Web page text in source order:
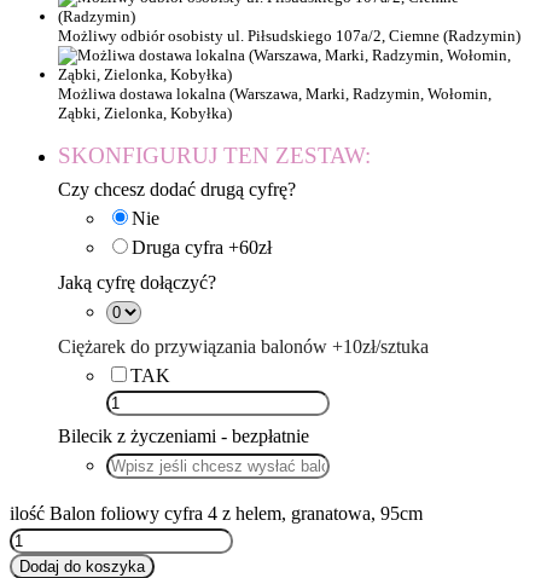
Możliwy odbiór osobisty ul. Piłsudskiego 107a/2, Ciemne (Radzymin)
Możliwa dostawa lokalna (Warszawa, Marki, Radzymin, Wołomin,
Ząbki, Zielonka, Kobyłka)
SKONFIGURUJ TEN ZESTAW:
Czy chcesz dodać drugą cyfrę?
Nie
Druga cyfra +60zł
Jaką cyfrę dołączyć?
Ciężarek do przywiązania balonów +10zł/sztuka
TAK
Bilecik z życzeniami - bezpłatnie
ilość Balon foliowy cyfra 4 z helem, granatowa, 95cm
Dodaj do koszyka